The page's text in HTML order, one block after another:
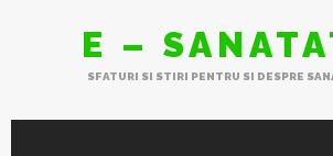
E –
SFATURI SI STIRI PENTRU SI DESPRE